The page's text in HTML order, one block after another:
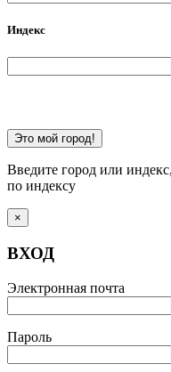
Индекс
Это мой город!
Введите город или
по индексу
×
ВХОД
Электронная почта
Пароль